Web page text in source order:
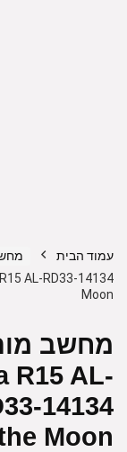
עמוד הבית
Moon
R15 AL-
Moon